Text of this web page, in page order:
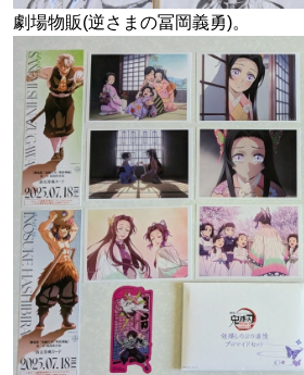
劇場物販(逆さまの冨岡義勇)。